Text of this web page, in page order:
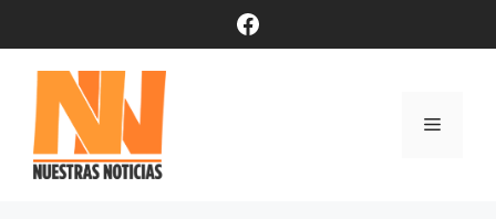
contenido
Facebook
Menú